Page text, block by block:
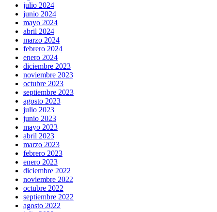
julio 2024
junio 2024
mayo 2024
abril 2024
marzo 2024
febrero 2024
enero 2024
diciembre 2023
noviembre 2023
octubre 2023
septiembre 2023
agosto 2023
julio 2023
junio 2023
mayo 2023
abril 2023
marzo 2023
febrero 2023
enero 2023
diciembre 2022
noviembre 2022
octubre 2022
septiembre 2022
agosto 2022